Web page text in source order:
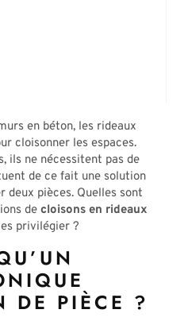
en béton, les rideaux
cloisonner les espaces.
ils ne nécessitent pas de
de ce fait une solution
deux pièces. Quelles sont
de cloisons en rideaux
privilégier ?
DE PIÈCE ?